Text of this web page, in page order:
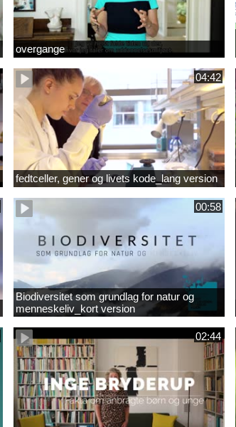
overgange
04:42
fedtceller, gener og livets kode_lang version
00:58
Biodiversitet som grundlag for natur og
menneskeliv_kort version
02:44